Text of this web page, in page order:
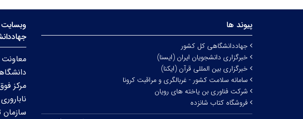
پیوند ها
جهاددانشگاهی کل کشور
خبرگزاری دانشجویان ایران (ایسنا)
خبرگزاری بین المللی قرآن (ایکنا)
سامانه سلامت کشور - غربالگری و مراقبت کرونا
شرکت فناوری بن یاخته های رویان
فروشگاه کتاب شانزده
مرکز